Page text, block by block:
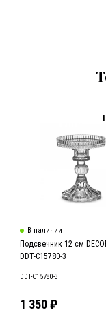
В наличии
Подсвечник 12 см
DDT-C15780-3
DDT-C15780-3
1 350₽